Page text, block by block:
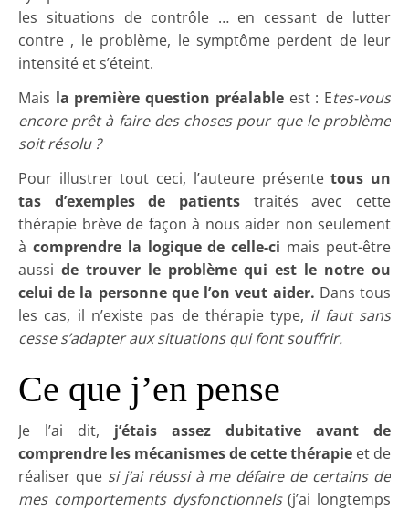
les situations de contrôle … en cessant de lutter
contre , le problème, le symptôme perdent de leur
intensité et s’éteint.
Mais la première question préalable est : Etes-vous
encore prêt à faire des choses pour que le problème
soit résolu ?
Pour illustrer tout ceci, l’auteure présentetous un
tas d’exemples de patients traités avec cette
thérapie brève de façon à nous aider non seulement
à comprendre la logique de celle-ci mais peut-être
aussi de trouver le problème qui est le notre ou
celui de la personne que l’on veut aider. Dans tous
les cas, il n’existe pas de thérapie type, il faut sans
cesse s’adapter aux situations qui font souffrir.
Ce que j’en pense
Je l’ai dit, j’étais assez dubitative avant de
comprendre les mécanismes de cette thérapie et de
réaliser que si j’ai réussi à me défaire de certains de
mes comportements dysfonctionnels(j’ai longtemps